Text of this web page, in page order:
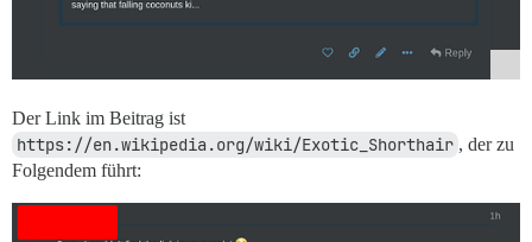
Der Link im Beitrag ist
https://en.wikipedia.org/wiki/Exotic_Shorthair , der zu
Folgendem führt: